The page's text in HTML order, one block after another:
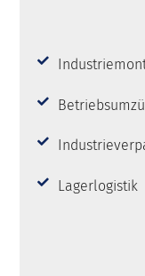
Lagerlogistik